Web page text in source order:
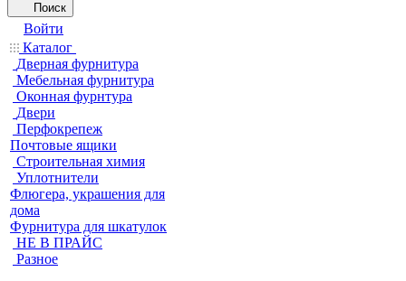
Поиск
Войти
Каталог
Дверная фурнитура
Мебельная фурнитура
Оконная фурнтура
Двери
Перфокрепеж
Почтовые ящики
Строительная химия
Уплотнители
Флюгера, украшения для
дома
Фурнитура для шкатулок
НЕ В ПРАЙС
Разное